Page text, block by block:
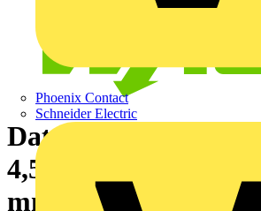
Phoenix Contact
Schneider Electric
4,5 mm … 10
mm,grün/schwarz